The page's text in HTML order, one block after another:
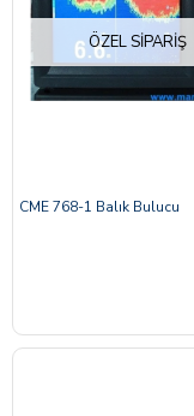
ÖZEL SIPARIŞ
CME 768-1 Balık Bulucu